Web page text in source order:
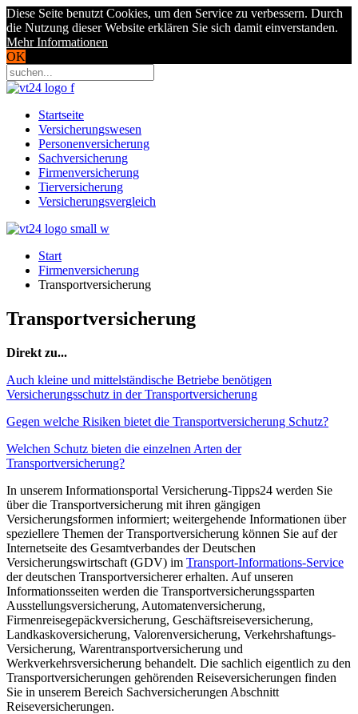
Diese Seite benutzt Cookies, um den Service zu verbessern. Durch
die Nutzung dieser Website erklären Sie sich damit einverstanden.
Mehr Informationen
OK
Startseite
Versicherungswesen
Personenversicherung
Sachversicherung
Firmenversicherung
Tierversicherung
Versicherungsvergleich
Start
Firmenversicherung
Transportversicherung
Transportversicherung
Direkt zu...
Auch kleine und mittelständische Betriebe benötigen
Versicherungsschutz in der Transportversicherung
Gegen welche Risiken bietet die Transportversicherung Schutz?
Welchen Schutz bieten die einzelnen Arten der
Transportversicherung?
In unserem Informationsportal Versicherung-Tipps24 werden Sie
über die Transportversicherung mit ihren gängigen
Versicherungsformen informiert; weitergehende Informationen über
speziellere Themen der Transportversicherung können Sie auf der
Internetseite des Gesamtverbandes der Deutschen
Versicherungswirtschaft (GDV) im Transport-Informations-Service
der deutschen Transportversicherer erhalten. Auf unseren
Informationsseiten werden die Transportversicherungssparten
Ausstellungsversicherung, Automatenversicherung,
Firmenreisegepäckversicherung, Geschäftsreiseversicherung,
Landkaskoversicherung, Valorenversicherung, Verkehrshaftungs-
Versicherung, Warentransportversicherung und
Werkverkehrsversicherung behandelt. Die sachlich eigentlich zu den
Transportversicherungen gehörenden Reiseversicherungen finden
Sie in unserem Bereich Sachversicherungen Abschnitt
Reiseversicherungen.